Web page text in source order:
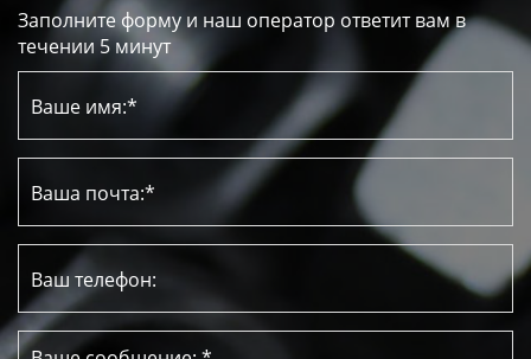
Заполните форму и наш оператор ответит вам в
течении 5 минут